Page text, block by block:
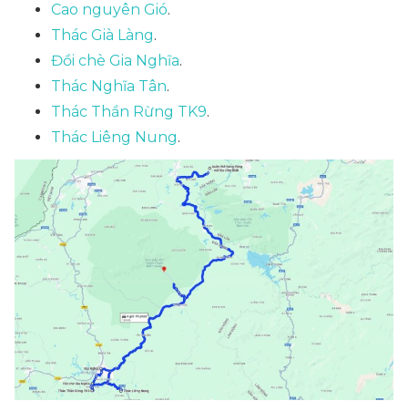
Cao nguyên Gió.
Thác Già Làng.
Đồi chè Gia Nghĩa.
Thác Nghĩa Tân.
Thác Thần Rừng TK9.
Thác Liêng Nung.